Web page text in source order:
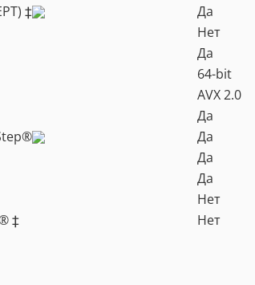
‡
Да
Нет
Да
64-bit
AVX 2.0
Да
Да
Да
Да
Нет
‡
Нет